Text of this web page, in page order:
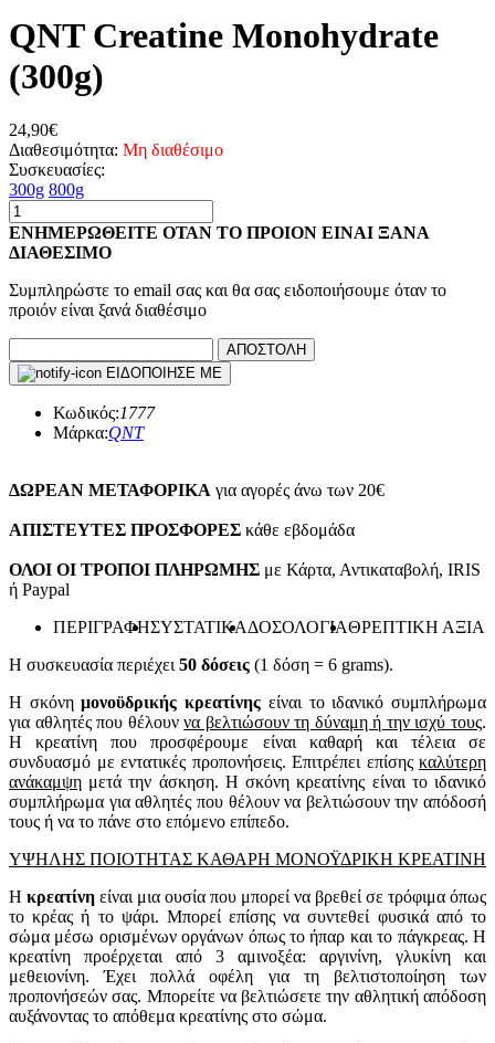
QNT Creatine Monohydrate
(300g)
24,90€
Διαθεσιμότητα: Μη διαθέσιμο
Συσκευασίες:
300g 800g
ΕΝΗΜΕΡΩΘΕΙΤΕ ΟΤΑΝ ΤΟ ΠΡΟΙΟΝ ΕΙΝΑΙ ΞΑΝΑ
ΔΙΑΘΕΣΙΜΟ
Συμπληρώστε το email σας και θα σας ειδοποιήσουμε όταν το
προιόν είναι ξανά διαθέσιμο
ΕΙΔΟΠΟΙΗΣΕ ΜΕ
Κωδικός:1777
Μάρκα:QNT
ΔΩΡΕΑΝ ΜΕΤΑΦΟΡΙΚΑ για αγορές άνω των 20€
ΑΠΙΣΤΕΥΤΕΣ ΠΡΟΣΦΟΡΕΣ κάθε εβδομάδα
ΟΛΟΙ ΟΙ ΤΡΟΠΟΙ ΠΛΗΡΩΜΗΣ με Κάρτα, Αντικαταβολή, IRIS
ή Paypal
ΠΕΡΙΓΡΑΦΗΣΥΣΤΑΤΙΚΑΔΟΣΟΛΟΓΙΑΘΡΕΠΤΙΚΗ ΑΞΙΑ
Η συσκευασία περιέχει 50 δόσεις (1 δόση = 6 grams).
Η σκόνημονοϋδρικής κρεατίνης είναι το ιδανικό συμπλήρωμα
για αθλητές που θέλουννα βελτιώσουν τη δύναμη ή την ισχύ τους.
Η κρεατίνη που προσφέρουμε είναι καθαρή και τέλεια σε
συνδυασμό με εντατικές προπονήσεις. Επιτρέπει επίσης καλύτερη
ανάκαμψη μετά την άσκηση. Η σκόνη κρεατίνης είναι το ιδανικό
συμπλήρωμα για αθλητές που θέλουν να βελτιώσουν την απόδοσή
τους ή να το πάνε στο επόμενο επίπεδο.
ΥΨΗΛΗΣ ΠΟΙΟΤΗΤΑΣ ΚΑΘΑΡΗ ΜΟΝΟΫΔΡΙΚΗ ΚΡΕΑΤΙΝΗ
Η κρεατίνη είναι μια ουσία που μπορεί να βρεθεί σε τρόφιμα όπως
το κρέας ή το ψάρι. Μπορεί επίσης να συντεθεί φυσικά από το
σώμα μέσω ορισμένων οργάνων όπως το ήπαρ και το πάγκρεας. Η
κρεατίνη προέρχεται από 3 αμινοξέα: αργινίνη, γλυκίνη και
μεθειονίνη. Έχει πολλά οφέλη για τη βελτιστοποίηση των
προπονήσεών σας. Μπορείτε να βελτιώσετε την αθλητική απόδοση
αυξάνοντας το απόθεμα κρεατίνης στο σώμα.